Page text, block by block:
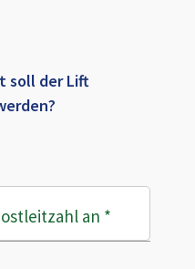
soll der Lift
an *